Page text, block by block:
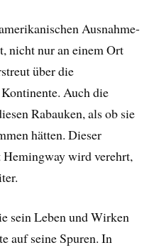
Ausnahme-
nicht nur an einem Ort
über die
Auch die
Rabauken, als ob sie
hätten. Dieser
wird verehrt,
sein Leben und Wirken
auf seine Spuren. In